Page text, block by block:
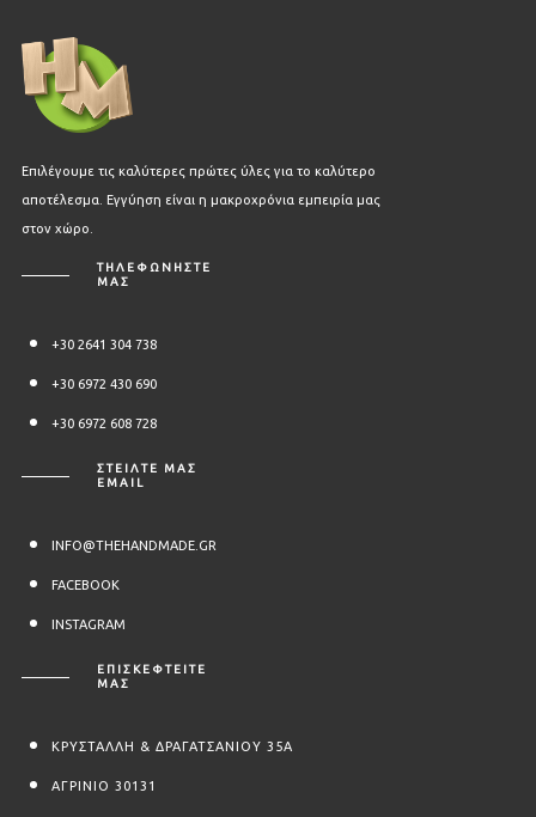
Επιλέγουμε τις καλύτερες πρώτες ύλες για το καλύτερο
αποτέλεσμα. Εγγύηση είναι η μακροχρόνια εμπειρία μας
στον χώρο.
ΤΗΛΕΦΩΝΗΣΤΕ
ΜΑΣ
+30 2641 304 738
+30 6972 430 690
+30 6972 608 728
ΣΤΕΊΛΤΕ ΜΑΣ
EMAIL
INFO@THEHANDMADE.GR
FACEBOOK
INSTAGRAM
ΕΠΙΣΚΕΦΤΕΙΤΕ
ΜΑΣ
ΚΡΥΣΤΑΛΛΗ & ΔΡΑΓΑΤΣΑΝΙΟΥ 35Α
ΑΓΡΙΝΙΟ 30131